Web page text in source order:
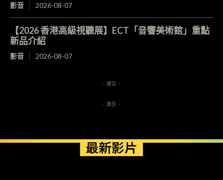
影音 2026-08-07
【2026 香港高級視聽展】ECT「音響美術館」重點
新品介紹
影音 2026-08-07
- 廣告 -
- 廣告 -
最新影片